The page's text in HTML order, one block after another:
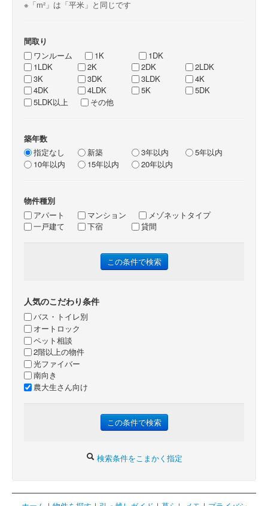
※「m²」は「平米」と同じです
間取り
ワンルーム
1K
1DK
1LDK
2K 2DK
2LDK
3K
3DK 3LDK
4K
4DK
4LDK 5K
5DK
5LDK以上
その他
築年数
指定なし
新築 3年以内
5年以内
10年以内
15年以内 20年以内
物件種別
アパート
マンション
メゾネットタイプ
一戸建て
下宿 貸間
人気のこだわり条件
バス・トイレ別
オートロック
ペット相談
2階以上の物件
光ファイバー
南向き
農大生さん向け
検索条件をこまかく指定